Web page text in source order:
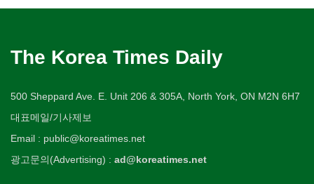
The Korea Times Daily
500 Sheppard Ave. E. Unit 206 & 305A, North York, ON M2N 6H7
대표메일/기사제보
Email : public@koreatimes.net
광고문의(Advertising) : ad@koreatimes.net